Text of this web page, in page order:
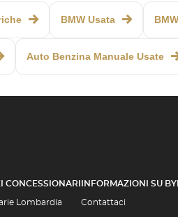
BMW Usata
Auto Benzina Manuale Usate
CONCESSIONARI
Lombardia
INFORMAZIONI SU
Contattaci